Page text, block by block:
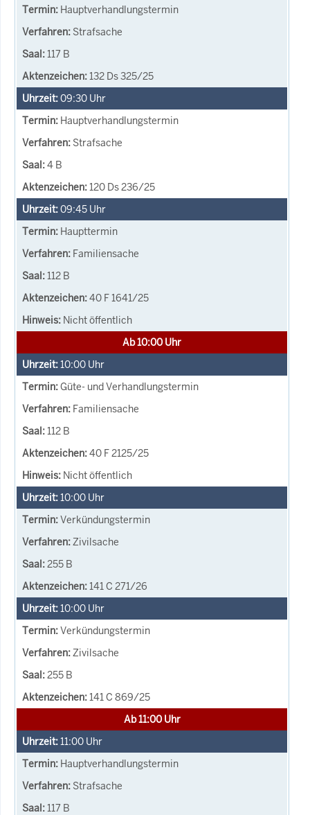
Hauptverhandlungstermin
Strafsache
117 B
132 Ds 325/25
09:30 Uhr
Hauptverhandlungstermin
Strafsache
4 B
120 Ds 236/25
09:45 Uhr
Haupttermin
Familiensache
112 B
40 F 1641/25
Nicht öffentlich
Ab 10:00 Uhr
10:00 Uhr
Güte- und Verhandlungstermin
Familiensache
112 B
40 F 2125/25
Nicht öffentlich
10:00 Uhr
Verkündungstermin
Zivilsache
255 B
141 C 271/26
10:00 Uhr
Verkündungstermin
Zivilsache
255 B
141 C 869/25
Ab 11:00 Uhr
11:00 Uhr
Hauptverhandlungstermin
Strafsache
117 B